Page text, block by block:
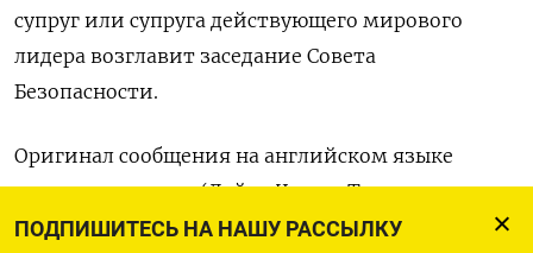
ПОДПИШИТЕСЬ НА НАШУ РАССЫЛКУ
супруг или супруга действующего ​мирового
⁠лидера возглавит заседание Совета
Безопасности.
Оригинал сообщения ‌на английском языке
‌доступен по коду: (Дойна Чиаку, ​Тревор
Ханникутт и ‌Дэвид Бруннстром)